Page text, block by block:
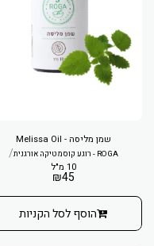
שמן מליסה - Melissa Oil
ROGA - רוגע קוסמטיקה אורגנית /
10 מ"ל
₪45
הוסף לסל הקניות